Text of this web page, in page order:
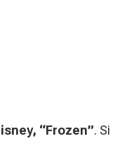
“Frozen”. Si